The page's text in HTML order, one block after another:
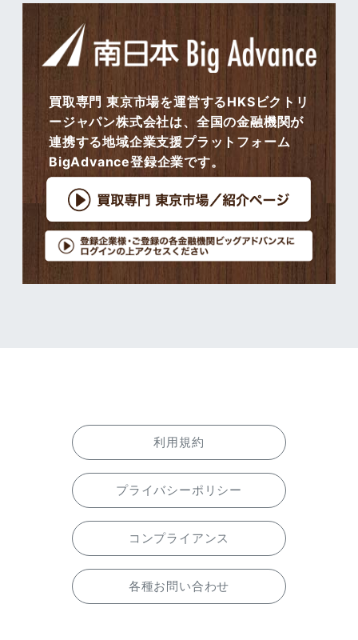
買取専門 東京市場を運営するHKSビクトリ
ージャパン株式会社は、全国の金融機関が
連携する地域企業支援プラットフォーム
BigAdvance登録企業です。
利用規約
プライバシーポリシー
コンプライアンス
各種お問い合わせ